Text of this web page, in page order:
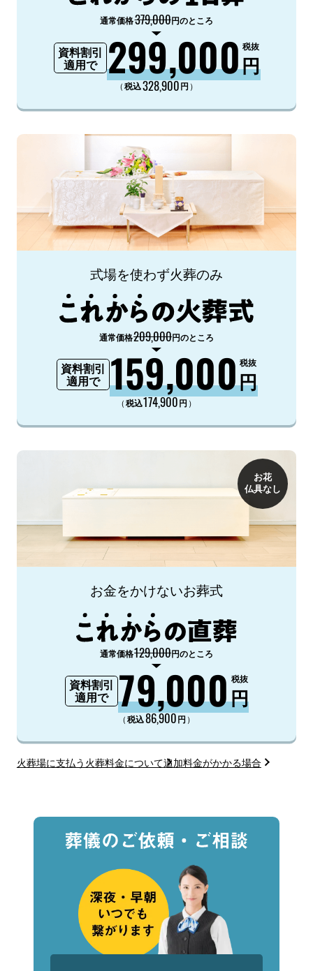
通常価格379,000円のところ
資料割引
適用で
299,000円
税抜
（税込328,900円 ）
式場を使わず火葬のみ
通常価格209,000円のところ
資料割引
適用で
159,000円
税抜
（税込174,900円 ）
お花
仏具なし
お金をかけないお葬式
通常価格129,000円のところ
資料割引
適用で
79,000円
税抜
（税込86,900円 ）
火葬場に支払う火葬料金について追加料金がかかる場合